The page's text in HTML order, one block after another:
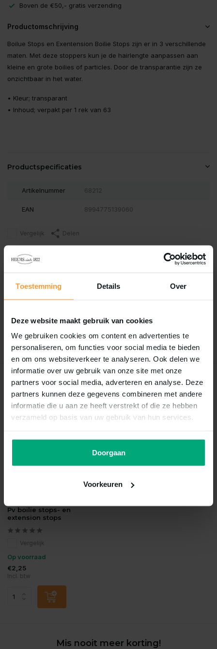
Toestemming Details Over
Deze website maakt gebruik van cookies
We gebruiken cookies om content en advertenties te
personaliseren, om functies voor social media te bieden
en om ons websiteverkeer te analyseren. Ook delen we
informatie over uw gebruik van onze site met onze
partners voor social media, adverteren en analyse. Deze
partners kunnen deze gegevens combineren met andere
informatie die u aan ze heeft verstrekt of die ze hebben
verzameld op basis van uw gebruik van hun services.
Doorgaan
Voorkeuren
Boven de €50,- gratis verzending
Productomschrijving
Boilue Stops en Exentension Boilie Stops zijn er in 3 verschillende
maten. Met deze stoppers kun je de hairlengte aanpassen aan
kleine en grote boilies of particles. Door de transparantie zijn ze
onzichtbaar in het water.
• Kleur; transparant
• Inhoud; verpakt per 1 rek van 63
Productspecificaties
Artikelnummer 68212
EAN 8994775139060
Vergelijk Delen
0/5 Based on 0 reviews
Schrijf je eigen review
Recent bekeken
Pv boilie stops- en
extension stops
Vergelijk
Op voorraad
€2,25
Incl. btw
Mis nooit meer korting!